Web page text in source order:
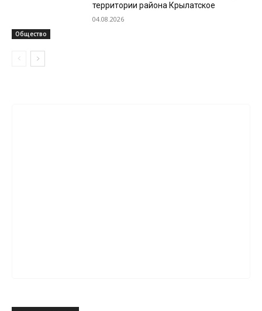
Общество
территории района Крылатское
04.08.2026